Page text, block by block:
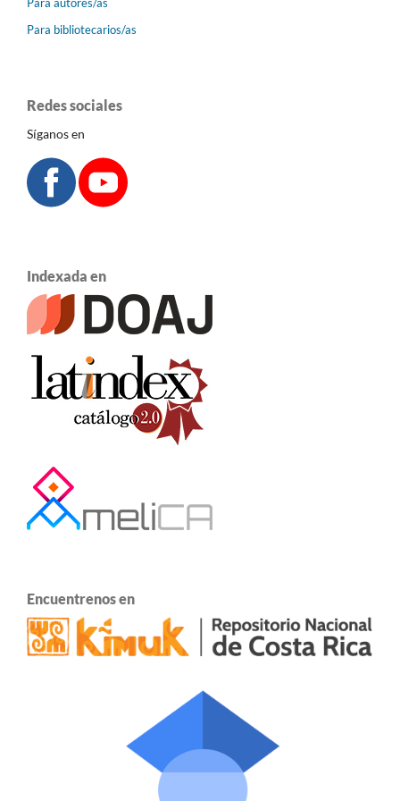
Para bibliotecarios/as
Redes sociales
Síganos en
Indexada en
Encuentrenos en